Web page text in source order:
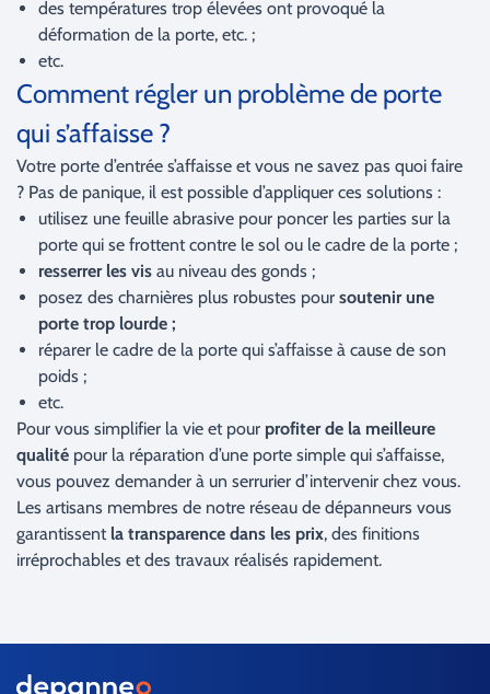
des températures trop élevées ont provoqué la
déformation de la porte, etc. ;
etc.
Comment régler un problème de porte
qui s’affaisse ?
Votre porte d’entrée s’affaisse et vous ne savez pas quoi faire
? Pas de panique, il est possible d’appliquer ces solutions :
utilisez une feuille abrasive pour poncer les parties sur la
porte qui se frottent contre le sol ou le cadre de la porte ;
resserrer les vis au niveau des gonds ;
posez des charnières plus robustes pour soutenir une
porte trop lourde ;
réparer le cadre de la porte qui s’affaisse à cause de son
poids ;
etc.
Pour vous simplifier la vie et pour profiter de la meilleure
qualité pour la réparation d’une porte simple qui s’affaisse,
vous pouvez demander à un serrurier d’intervenir chez vous.
Les artisans membres de notre réseau de dépanneurs vous
garantissent la transparence dans les prix, des finitions
irréprochables et des travaux réalisés rapidement.